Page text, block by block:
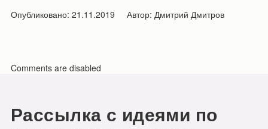
Опубликовано: 21.11.2019 Автор: Дмитрий Дмитров
Comments are disabled
Рассылка с идеями по